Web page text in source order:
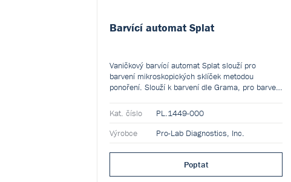
Barvící automat Splat
Vaničkový barvící automat Splat slouží pro
barvení mikroskopických sklíček metodou
ponoření. Slouží k barvení dle Grama, pro barvení
postupů. K barvení lze využít barviva různých
výrobců.
Kat. číslo
PL.1449-000
Výrobce
Pro-Lab Diagnostics, Inc.
Poptat